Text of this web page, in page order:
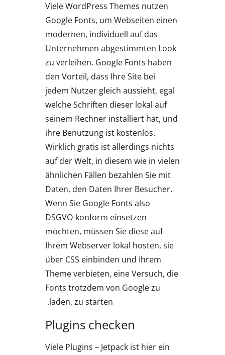
Viele WordPress Themes nutzen
Google Fonts, um Webseiten einen
modernen, individuell auf das
Unternehmen abgestimmten Look
zu verleihen. Google Fonts haben
den Vorteil, dass Ihre Site bei
jedem Nutzer gleich aussieht, egal
welche Schriften dieser lokal auf
seinem Rechner installiert hat, und
ihre Benutzung ist kostenlos.
Wirklich gratis ist allerdings nichts
auf der Welt, in diesem wie in vielen
ähnlichen Fällen bezahlen Sie mit
Daten, den Daten Ihrer Besucher.
Wenn Sie Google Fonts also
DSGVO-konform einsetzen
möchten, müssen Sie diese auf
Ihrem Webserver lokal hosten, sie
über CSS einbinden und Ihrem
Theme verbieten, eine Versuch, die
Fonts trotzdem von Google zu
laden, zu starten.
Plugins checken
Viele Plugins – Jetpack ist hier ein